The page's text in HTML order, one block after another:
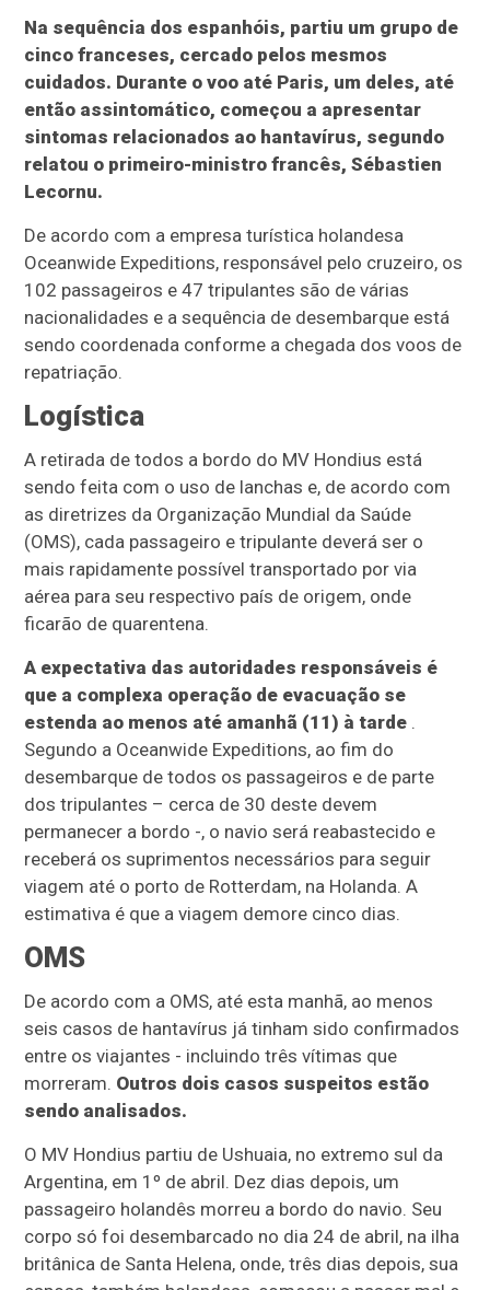
Na sequência dos espanhóis, partiu um grupo de
cinco franceses, cercado pelos mesmos
cuidados. Durante o voo até Paris, um deles, até
então assintomático, começou a apresentar
sintomas relacionados ao hantavírus, segundo
relatou o primeiro-ministro francês, Sébastien
Lecornu.
De acordo com a empresa turística holandesa
Oceanwide Expeditions, responsável pelo cruzeiro, os
102 passageiros e 47 tripulantes são de várias
nacionalidades e a sequência de desembarque está
sendo coordenada conforme a chegada dos voos de
repatriação.
Logística
A retirada de todos a bordo do MV Hondius está
sendo feita com o uso de lanchas e, de acordo com
as diretrizes da Organização Mundial da Saúde
(OMS), cada passageiro e tripulante deverá ser o
mais rapidamente possível transportado por via
aérea para seu respectivo país de origem, onde
ficarão de quarentena.
A expectativa das autoridades responsáveis é
que a complexa operação de evacuação se
estenda ao menos até amanhã (11) à tarde .
Segundo a Oceanwide Expeditions, ao fim do
desembarque de todos os passageiros e de parte
dos tripulantes – cerca de 30 deste devem
permanecer a bordo -, o navio será reabastecido e
receberá os suprimentos necessários para seguir
viagem até o porto de Rotterdam, na Holanda. A
estimativa é que a viagem demore cinco dias.
OMS
De acordo com a OMS, até esta manhã, ao menos
seis casos de hantavírus já tinham sido confirmados
entre os viajantes - incluindo três vítimas que
morreram. Outros dois casos suspeitos estão
sendo analisados.
O MV Hondius partiu de Ushuaia, no extremo sul da
Argentina, em 1º de abril. Dez dias depois, um
passageiro holandês morreu a bordo do navio. Seu
corpo só foi desembarcado no dia 24 de abril, na ilha
britânica de Santa Helena, onde, três dias depois, sua